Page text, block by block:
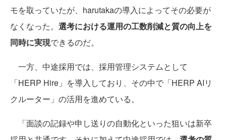
モを取っていたが、harutakaの導入によってその必要が
なくなった。 選考における運用の工数削減と質の向上を
同時に実現できるのだ。
一方、中途採用では、採用管理システムとして
「HERP Hire」を導入しており、その中で「HERP AIリ
クルーター」の活用を進めている。
「面談の記録や申し送りの自動化といった狙いは新卒